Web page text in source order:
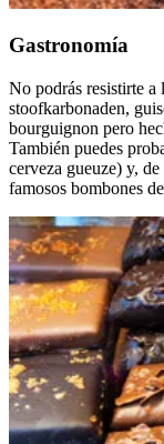
Gastronomía
No podrás resistirte a
stoofkarbonaden,
bourguignon pero
También puedes
cerveza gueuze) y,
famosos bombones